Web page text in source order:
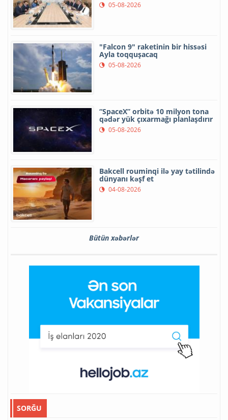
05-08-2026
"Falcon 9" raketinin bir hissəsi
Ayla toqquşacaq
05-08-2026
“SpaceX” orbitə 10 milyon tona
qədər yük çıxarmağı planlaşdırır
05-08-2026
Bakcell rouminqi ilə yay tətilində
dünyanı kəşf et
04-08-2026
Bütün xəbərlər
SORĞU